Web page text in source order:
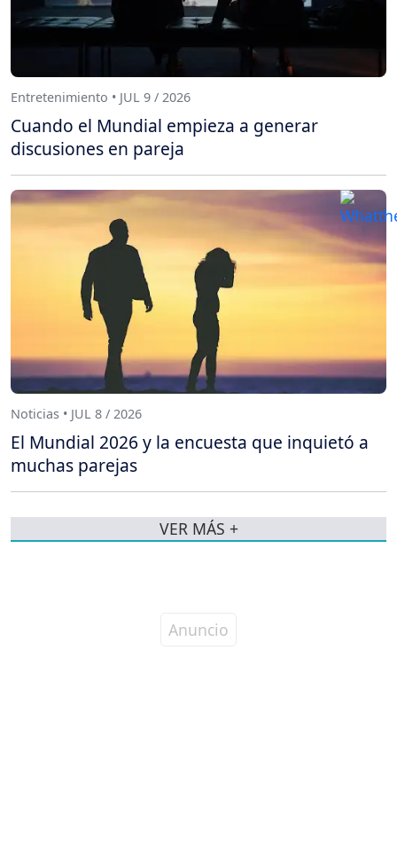
Entretenimiento • JUL 9 / 2026
Cuando el Mundial empieza a generar
discusiones en pareja
Noticias • JUL 8 / 2026
El Mundial 2026 y la encuesta que inquietó a
muchas parejas
VER MÁS +